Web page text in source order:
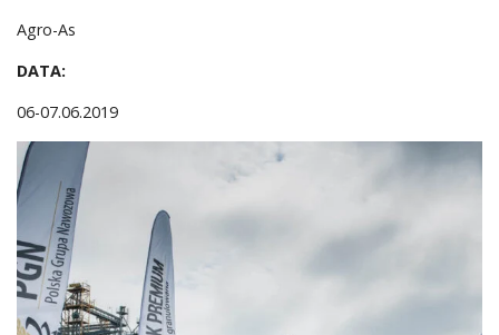
Agro-As
DATA:
06-07.06.2019